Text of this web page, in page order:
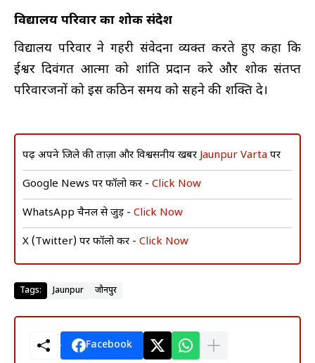
विद्यालय परिवार का शोक संदेश
विद्यालय परिवार ने गहरी संवेदना व्यक्त करते हुए कहा कि
ईश्वर दिवंगत आत्मा को शांति प्रदान करे और शोक संतप्त
परिवारजनों को इस कठिन समय को सहने की शक्ति दे।
पढ़ें अपने जिले की ताज़ा और विश्वसनीय खबरें Jaunpur Varta पर
Google News पर फॉलो करें - Click Now
WhatsApp चैनल से जुड़ें - Click Now
X (Twitter) पर फॉलो करें - Click Now
Tags: Jaunpur जौनपुर
Facebook